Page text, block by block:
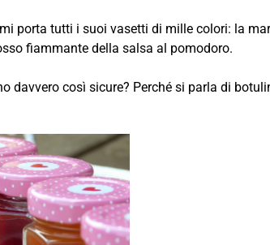
porta tutti i suoi vasetti di mille colori: la
fiammante della salsa al pomodoro.
davvero così sicure? Perché si parla di